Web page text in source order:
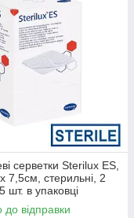
серветки Sterilux ES,
7,5см, стерильні, 2
шт. в упаковці
до відправки